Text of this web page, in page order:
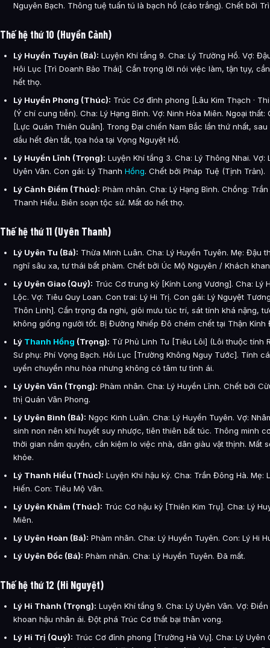
Nguyên Bạch. Thông tuệ tuấn tú là bạch hồ (cáo trắng). Chết bởi
Thế hệ thứ 10 (Huyền Cảnh)
Lý Huyền Tuyên (Bá): Luyện Khí tầng 9. Cha: Lý Trường Hồ. Vợ:
Hôi Lục [Trì Doanh Bảo Thái]. Cẩn trọng lời nói việc làm, tận tụy,
hết thọ.
Lý Huyền Phong (Thúc): Trúc Cơ đỉnh phong [Lâu Kim Thạch ·
(Ý chí cung tiễn). Cha: Lý Hạng Bình. Vợ: Ninh Hòa Miên. Ngoại thất:
[Lực Quán Thiên Quân]. Trong Đại chiến Nam Bắc lần thứ nhất,
dầu hết đèn tắt, tọa hóa tại Vọng Nguyệt Hồ.
Lý Huyền Lĩnh (Trọng): Luyện Khí tầng 3. Cha: Lý Thông Nhai. Vợ:
Uyên Vân. Con gái: Lý Thanh Hồng. Chết bởi Pháp Tuệ (Tịnh Trản).
Lý Cảnh Điềm (Thúc): Phàm nhân. Cha: Lý Hạng Bình. Chồng:
Thanh Hiểu. Biên soạn tộc sử. Mất do hết thọ.
Thế hệ thứ 11 (Uyên Thanh)
Lý Uyên Tu (Bá): Thừa Minh Luân. Cha: Lý Huyền Tuyên. Mẹ: Đậu
nghĩ sâu xa, tư thái bất phàm. Chết bởi Úc Mộ Nguyên / Khách
Lý Uyên Giao (Quý): Trúc Cơ trung kỳ [Kính Long Vương]. Cha: Lý
Lộc. Vợ: Tiêu Quy Loan. Con trai: Lý Hi Trị. Con gái: Lý Nguyệt
Thôn Linh]. Cẩn trọng đa nghi, giỏi mưu túc trí, sát tính khá nặng,
không giống người tốt. Bị Đường Nhiếp Đô chém chết tại Thận Kính
Lý Thanh Hồng (Trọng): Tử Phủ Linh Tu [Tiêu Lôi] (Lôi thuộc tính
Sư phụ: Phí Vọng Bạch. Hôi Lục [Trường Không Nguy Tước]. Tính
uyển chuyển nhu hòa nhưng không có tâm tư tình ái.
Lý Uyên Vân (Trọng): Phàm nhân. Cha: Lý Huyền Lĩnh. Chết bởi
thị Quán Vân Phong.
Lý Uyên Bình (Bá): Ngọc Kinh Luân. Cha: Lý Huyền Tuyên. Vợ:
sinh non nên khí huyết suy nhược, tiên thiên bất túc. Thông minh
thời gian nắm quyền, cần kiệm lo việc nhà, dân giàu vật thịnh. Mất
khỏe.
Lý Thanh Hiểu (Thúc): Luyện Khí hậu kỳ. Cha: Trần Đông Hà. Mẹ:
Hiến. Con: Tiêu Mộ Vân.
Lý Uyên Khâm (Thúc): Trúc Cơ hậu kỳ [Thiên Kim Trụ]. Cha: Lý
Miên.
Lý Uyên Hoàn (Bá): Phàm nhân. Cha: Lý Huyền Tuyên. Con: Lý Hi
Lý Uyên Đốc (Bá): Phàm nhân. Cha: Lý Huyền Tuyên. Đã mất.
Thế hệ thứ 12 (Hi Nguyệt)
Lý Hi Thành (Trọng): Luyện Khí tầng 9. Cha: Lý Uyên Vân. Vợ:
khoan hậu nhân ái. Đột phá Trúc Cơ thất bại thân vong.
Lý Hi Trị (Quý): Trúc Cơ đỉnh phong [Trường Hà Vụ]. Cha: Lý Uyên